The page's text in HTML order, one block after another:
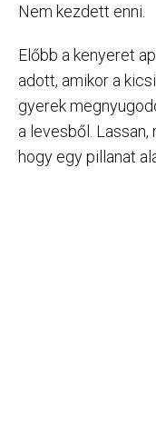
Nem kezdett enni.
Előbb a kenyeret
adott, amikor a
gyerek
a levesből.
hogy egy pillanat